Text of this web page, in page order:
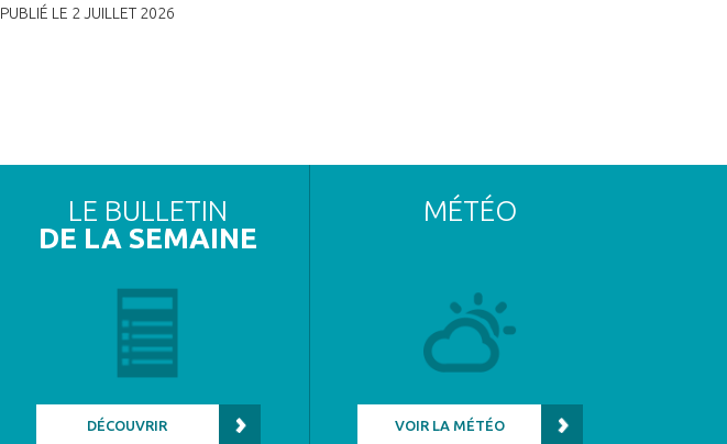
PUBLIÉ LE 2 JUILLET 2026
LE BULLETIN
DE LA SEMAINE
DÉCOUVRIR
MÉTÉO
VOIR LA MÉTÉO